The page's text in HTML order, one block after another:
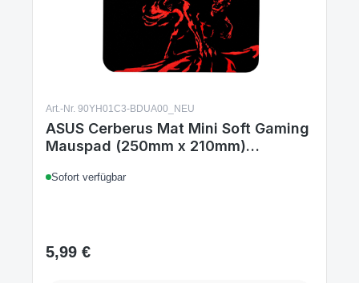
Art.-Nr. 90YH01C3-BDUA00_NEU
ASUS Cerberus Mat Mini Soft Gaming
Mauspad (250mm x 210mm)
Sofort verfügbar
Regulärer Preis:
5,99 €